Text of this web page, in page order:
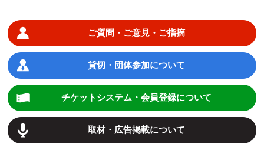
ご質問・ご意見・ご指摘
貸切・団体参加について
チケットシステム・会員登録について
取材・広告掲載について